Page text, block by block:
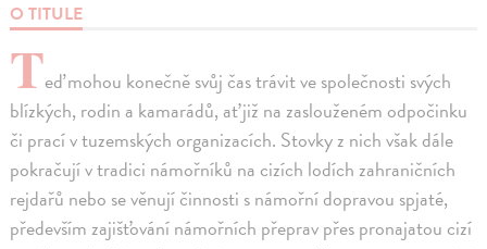
O TITULE
Teď mohou konečně svůj čas trávit ve společnosti svých
blízkých, rodin a kamarádů, ať již na zaslouženém odpočinku
či prací v tuzemských organizacích. Stovky z nich však dále
pokračují v tradici námořníků na cizích lodích zahraničních
rejdařů nebo se věnují činnosti s námořní dopravou spjaté,
především zajišťování námořních přeprav přes pronajatou cizí